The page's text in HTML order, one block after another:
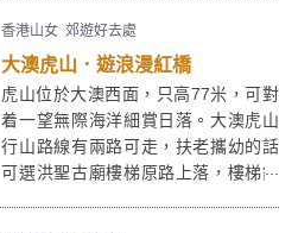
拍日落的熱選景點。而在下白泥旁邊
的鴨仔坑士多，裝修也是心思十足，
在這裏渡過一個黃昏絕對是「目不瑕
給」！
香港山女 郊遊好去處
大澳虎山．遊浪漫紅橋
虎山位於大澳西面，只高77米，可對
着一望無際海洋細賞日落。大澳虎山
行山路線有兩路可走，扶老攜幼的話
可選洪聖古廟樓梯原路上落，樓梯鋪